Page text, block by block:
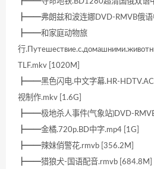
┣━━弗朗兹和波连娜DVD-RMVB俄语
┣━━和家庭动物旅
行
TLF.mkv [1020M]
┣━━黑色闪电.中文字幕.HR-
视制作.mkv [1.6G]
┣━━极地杀人事件(气象站)DVD-
┣━━金橘.720p.BD中字.mp4 [1G]
┣━━辣妹俏警花.rmvb [356.2M]
┣━━猎狼犬-国语配音.rmvb [684.8M]